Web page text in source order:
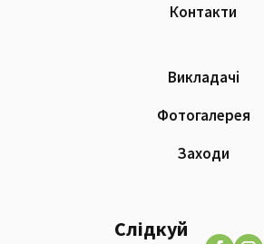
Контакти
Викладачі
Фотогалерея
Заходи
Слідкуй